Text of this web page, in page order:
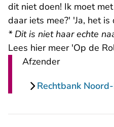
dit niet doen! Ik moet
daar iets mee?' 'Ja, het is
* Dit is niet haar echte
Lees hier meer 'Op de
Afzender
Rechtbank